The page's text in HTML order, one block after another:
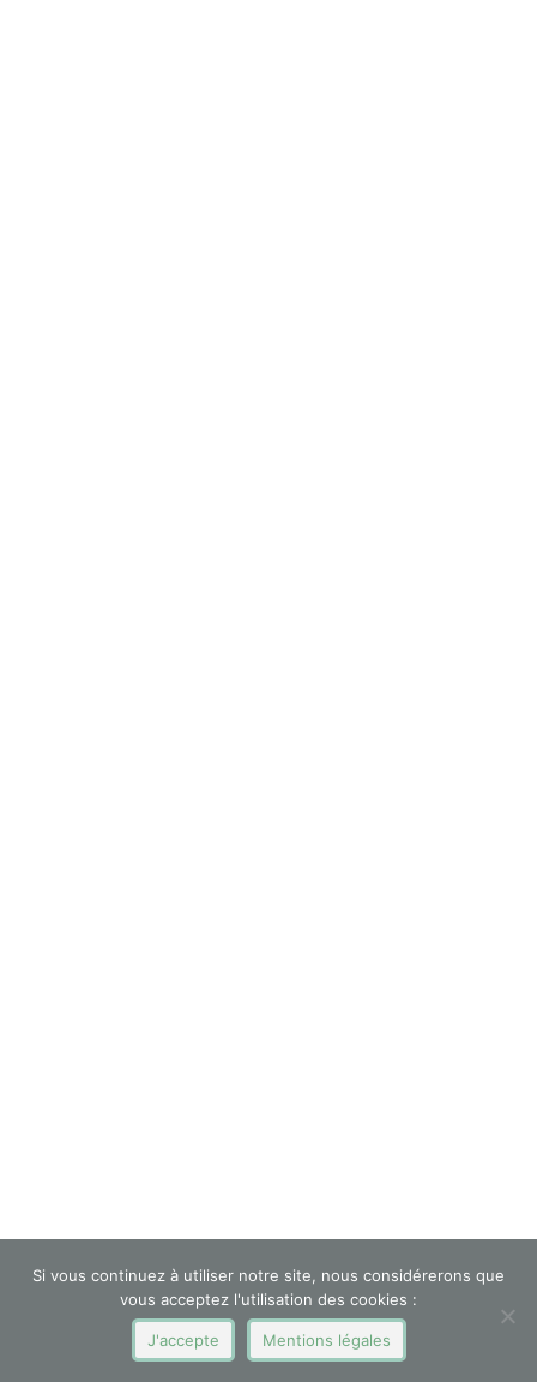
Si vous continuez à utiliser notre site, nous considérerons que
vous acceptez l'utilisation des cookies :
J'accepte Mentions légales